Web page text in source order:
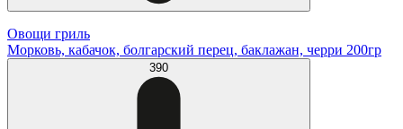
Овощи гриль
Морковь, кабачок, болгарский перец, баклажан, черри 200гр
390